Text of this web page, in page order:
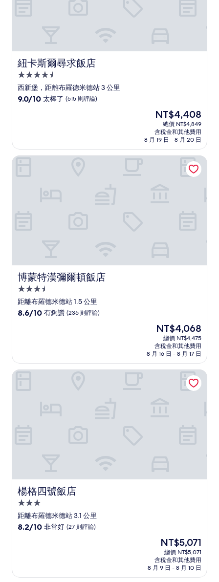
紐卡斯爾尋求飯店
紐卡斯爾尋求飯店
4.5
星
級
西新堡，距離布羅德米德站 3 公里
9.0
太
棒
9.0/10 太棒了 (515 則評論)
現
價
格
為
NT$4,408
NT$4,408
總價 NT$4,849
含稅金和其他費用
8 月 19 日 - 8 月 20 日
博蒙特漢彌爾頓飯店
博蒙特漢彌爾頓飯店
3.5
星
級
距離布羅德米德站 1.5 公里
8.6
有
夠
8.6/10 有夠讚 (236 則評論)
現
價
格
為
NT$4,068
NT$4,068
總價 NT$4,475
含稅金和其他費用
8 月 16 日 - 8 月 17 日
博蒙特漢彌爾頓飯店
楊格四號飯店
楊格四號飯店
3.0
星
級
距離布羅德米德站 3.1 公里
8.2
非
8.2/10 非常好 (27 則評論)
現
在
價
格
為
NT$5,071
總價 NT$5,071
含稅金和其他費用
8 月 9 日 - 8 月 10 日
楊格四號飯店